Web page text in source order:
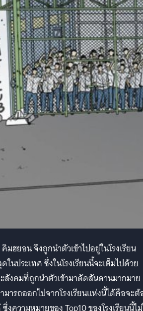
มฮยอน จึงถูกนำตัวเข้าไปอยู่ในโรงเรียน
นประเทศ ซึ่งในโรงเรียนนี้จะเต็มไปด้วย
สังคมที่ถูกนำตัวเข้ามาดัดสันดานมากมาย
มารถออกไปจากโรงเรียนแห่งนี้ได้คือจะต้